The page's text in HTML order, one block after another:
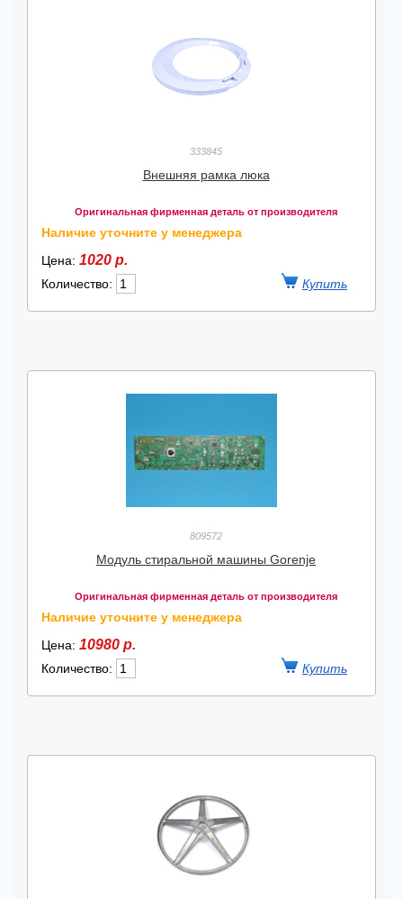
333845
Внешняя рамка люка
Оригинальная фирменная деталь от производителя
Наличие уточните у менеджера
Цена: 1020 р.
Количество:
809572
Модуль стиральной машины Gorenje
Оригинальная фирменная деталь от производителя
Наличие уточните у менеджера
Цена: 10980 р.
Количество: